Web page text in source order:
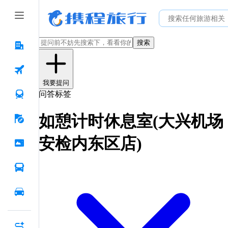
搜索
我要提问
问答标签
如憩计时休息室(大兴机场
安检内东区店)